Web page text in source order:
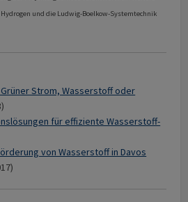
Hydrogen und die Ludwig-Boelkow-Systemtechnik
Strom, Wasserstoff oder
für effiziente Wasserstoff-
von Wasserstoff in Davos